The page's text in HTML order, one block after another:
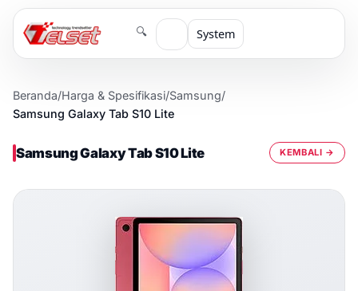
🔍 System
Beranda/Harga & Spesifikasi/Samsung/
Samsung Galaxy Tab S10 Lite
Samsung Galaxy Tab S10 Lite KEMBALI →